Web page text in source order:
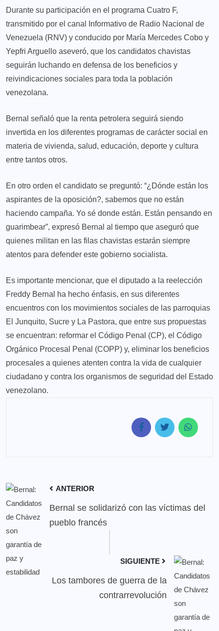
Durante su participación en el programa Cuatro F,
transmitido por el canal Informativo de Radio Nacional de
Venezuela (RNV) y conducido por María Mercedes Cobo y
Yepfri Arguello aseveró, que los candidatos chavistas
seguirán luchando en defensa de los beneficios y
reivindicaciones sociales para toda la población
venezolana.
Bernal señaló que la renta petrolera seguirá siendo
invertida en los diferentes programas de carácter social en
materia de vivienda, salud, educación, deporte y cultura
entre tantos otros.
En otro orden el candidato se preguntó: “¿Dónde están los
aspirantes de la oposición?, sabemos que no están
haciendo campaña. Yo sé donde están. Están pensando en
guarimbear”, expresó Bernal al tiempo que aseguró que
quienes militan en las filas chavistas estarán siempre
atentos para defender este gobierno socialista.
Es importante mencionar, que el diputado a la reelección
Freddy Bernal ha hecho énfasis, en sus diferentes
encuentros con los movimientos sociales de las parroquias
El Junquito, Sucre y La Pastora, que entre sus propuestas
se encuentran: reformar el Código Penal (CP), el Código
Orgánico Procesal Penal (COPP) y, eliminar los beneficios
procesales a quienes atenten contra la vida de cualquier
ciudadano y contra los organismos de seguridad del Estado
venezolano.
ANTERIOR
Bernal se solidarizó con las víctimas del
pueblo francés
SIGUIENTE
Los tambores de guerra de la
contrarrevolución